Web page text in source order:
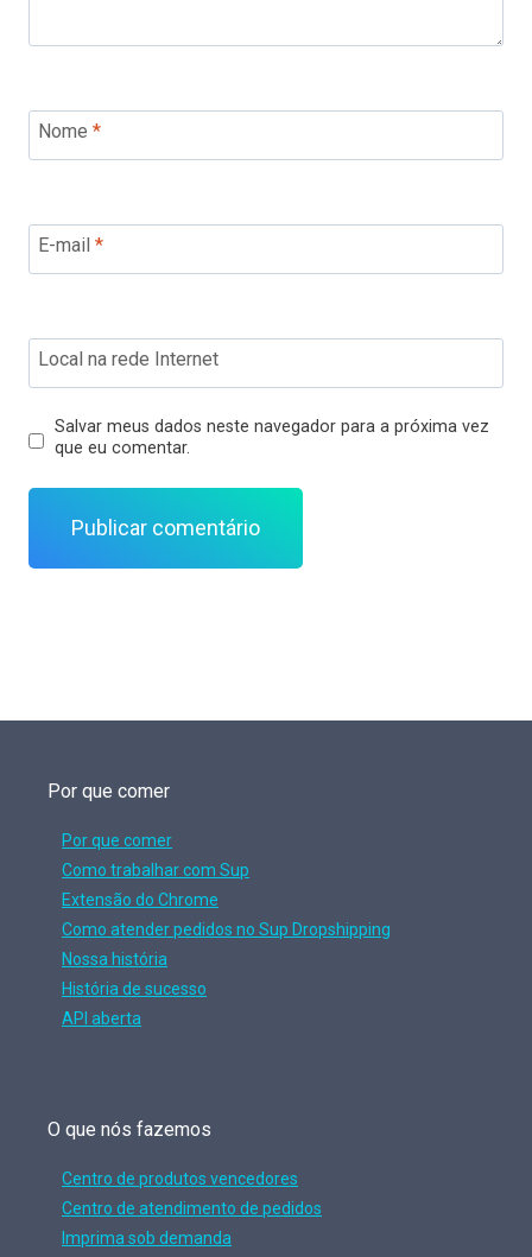
Nome *
E-mail *
Local na rede Internet
Salvar meus dados neste navegador para a próxima vez
que eu comentar.
Por que comer
Por que comer
Como trabalhar com Sup
Extensão do Chrome
Como atender pedidos no Sup Dropshipping
Nossa história
História de sucesso
API aberta
O que nós fazemos
Centro de produtos vencedores
Centro de atendimento de pedidos
Imprima sob demanda